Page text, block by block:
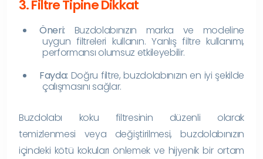
3. Filtre Tipine Dikkat
Öneri: Buzdolabınızın marka ve modeline
uygun filtreleri kullanın. Yanlış filtre kullanımı,
performansı olumsuz etkileyebilir.
Fayda: Doğru filtre, buzdolabınızın en iyi şekilde
çalışmasını sağlar.
Buzdolabı koku filtresinin düzenli olarak
temizlenmesi veya değiştirilmesi, buzdolabınızın
içindeki kötü kokuları önlemek ve hijyenik bir ortam